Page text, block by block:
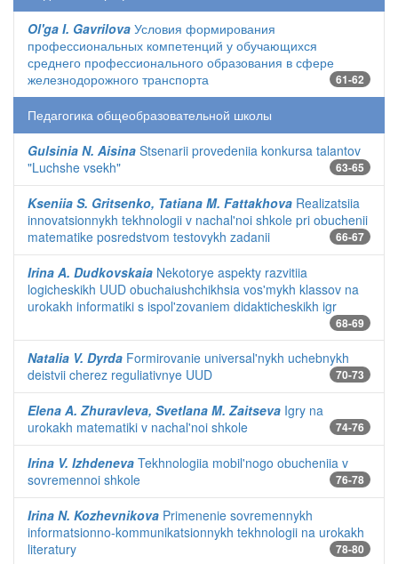
Ol'ga I. Gavrilova Условия формирования
профессиональных компетенций у обучающихся
среднего профессионального образования в сфере
железнодорожного транспорта
61-62
Педагогика общеобразовательной школы
Gulsinia N. Aisina Stsenarii provedeniia konkursa talantov
"Luchshe vsekh"
63-65
Kseniia S. Gritsenko, Tatiana M. Fattakhova Realizatsiia
innovatsionnykh tekhnologii v nachal'noi shkole pri obuchenii
matematike posredstvom testovykh zadanii
66-67
Irina A. Dudkovskaia Nekotorye aspekty razvitiia
logicheskikh UUD obuchaiushchikhsia vos'mykh klassov na
urokakh informatiki s ispol'zovaniem didakticheskikh igr
68-69
Natalia V. Dyrda Formirovanie universal'nykh uchebnykh
deistvii cherez reguliativnye UUD
70-73
Elena A. Zhuravleva, Svetlana M. Zaitseva Igry na
urokakh matematiki v nachal'noi shkole
74-76
Irina V. Izhdeneva Tekhnologiia mobil'nogo obucheniia v
sovremennoi shkole
76-78
Irina N. Kozhevnikova Primenenie sovremennykh
informatsionno-kommunikatsionnykh tekhnologii na urokakh
literatury
78-80